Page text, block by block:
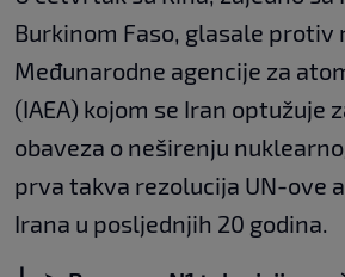
Burkinom Faso, glasale protiv
Međunarodne agencije za
(IAEA) kojom se Iran optužuje
obaveza o neširenju
prva takva rezolucija UN-ove
Irana u posljednjih 20 godina.